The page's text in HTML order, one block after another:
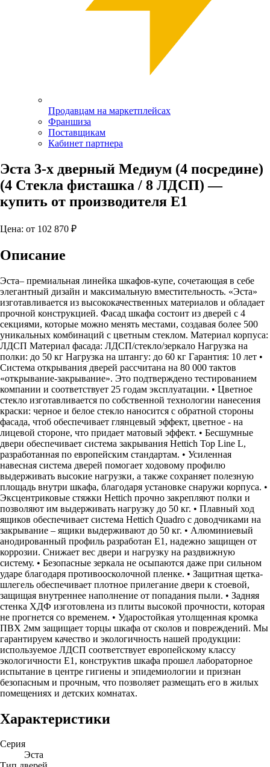
Продавцам на маркетплейсах
Франшиза
Поставщикам
Кабинет партнера
Эста 3-х дверный Медиум (4 посредине)
(4 Стекла фисташка / 8 ЛДСП) —
купить от производителя Е1
Цена: от 102 870 ₽
Описание
Эста– премиальная линейка шкафов-купе, сочетающая в себе
элегантный дизайн и максимальную вместительность. «Эста»
изготавливается из высококачественных материалов и обладает
прочной конструкцией. Фасад шкафа состоит из дверей с 4
секциями, которые можно менять местами, создавая более 500
уникальных комбинаций с цветным стеклом. Материал корпуса:
ЛДСП Материал фасада: ЛДСП/стекло/зеркало Нагрузка на
полки: до 50 кг Нагрузка на штангу: до 60 кг Гарантия: 10 лет •
Система открывания дверей рассчитана на 80 000 тактов
«открывание-закрывание». Это подтверждено тестированием
компании и соответствует 25 годам эксплуатации. • Цветное
стекло изготавливается по собственной технологии нанесения
краски: черное и белое стекло наносится с обратной стороны
фасада, чтоб обеспечивает глянцевый эффект, цветное - на
лицевой стороне, что придает матовый эффект. • Бесшумные
двери обеспечивает система закрывания Hettich Top Line L,
разработанная по европейским стандартам. • Усиленная
навесная система дверей помогает ходовому профилю
выдерживать высокие нагрузки, а также сохраняет полезную
площадь внутри шкафа, благодаря установке снаружи корпуса. •
Эксцентриковые стяжки Hettich прочно закрепляют полки и
позволяют им выдерживать нагрузку до 50 кг. • Плавный ход
ящиков обеспечивает система Hettich Quadro с доводчиками на
закрывание – ящики выдерживают до 50 кг. • Алюминиевый
анодированный профиль разработан Е1, надежно защищен от
коррозии. Снижает вес двери и нагрузку на раздвижную
систему. • Безопасные зеркала не осыпаются даже при сильном
ударе благодаря противоосколочной пленке. • Защитная щетка-
шлегель обеспечивает плотное прилегание двери к стоевой,
защищая внутреннее наполнение от попадания пыли. • Задняя
стенка ХДФ изготовлена из плиты высокой прочности, которая
не прогнется со временем. • Ударостойкая утолщенная кромка
ПВХ 2мм защищает торцы шкафа от сколов и повреждений. Мы
гарантируем качество и экологичность нашей продукции:
используемое ЛДСП соответствует европейскому классу
экологичности Е1, конструктив шкафа прошел лабораторное
испытание в центре гигиены и эпидемиологии и признан
безопасным и прочным, что позволяет размещать его в жилых
помещениях и детских комнатах.
Характеристики
Серия
Эста